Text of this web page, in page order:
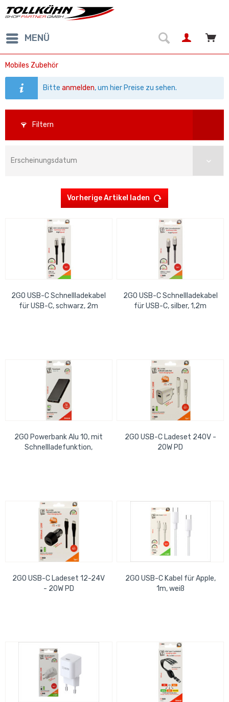
MENÜ
Mobiles Zubehör
Bitteanmelden, um hier Preise zu sehen.
Filtern
Vorherige Artikel laden
2GO USB-C Schnellladekabel
für USB-C, schwarz, 2m
2GO USB-C Schnellladekabel
für USB-C, silber, 1,2m
2GO Powerbank Alu 10, mit
Schnellladefunktion,
2GO USB-C Ladeset 240V -
20W PD
2GO USB-C Ladeset 12-24V
- 20W PD
2GO USB-C Kabel für Apple,
1m, weiß